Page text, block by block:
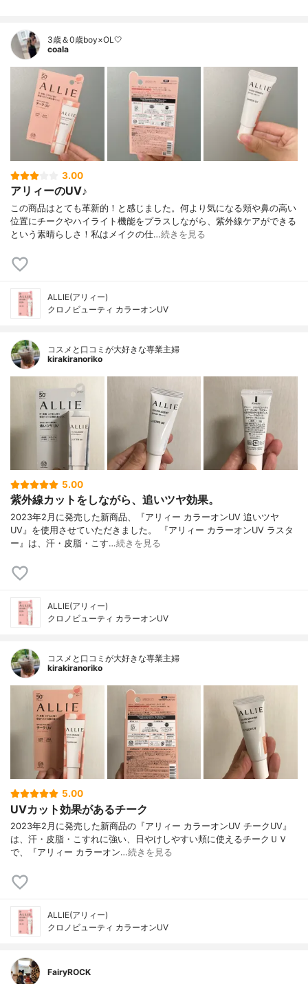
（アクリル酸Ｎａ／アクリロイルジメチル
フェニルトリアジン、タルク、ＢＧ、イソ
ヘキサデカン、（アクリレーツ／メタクリ
ル酸ポリトリメチルシロキシ）コポリマ
ー、トリエトキシカプリリルシラン、シリ
カ、ポリソルベート８０、キサンタンガ
ム、水酸化Ａｌ、トリイソステアリン酸イ
ソプロピルチタン、香料、含水シリカ、ラ
3歳＆0歳boy×OL🤍
coala
3.00
アリィーのUV♪
この商品はとても革新的！と感じました。何より気になる頬や鼻の高い
位置にチークやハイライト機能をプラスしながら、紫外線ケアができる
という素晴らしさ！私はメイクの仕…続きを見る
ALLIE(アリィー)
クロノビューティ カラーオンUV
コスメと口コミが大好きな専業主婦
kirakiranoriko
5.00
紫外線カットをしながら、追いツヤ効果。
2023年2月に発売した新商品、『アリィー カラーオンUV 追いツヤ
UV』を使用させていただきました。 『アリィー カラーオンUV ラスタ
ー』は、汗・皮脂・こす…続きを見る
ALLIE(アリィー)
クロノビューティ カラーオンUV
コスメと口コミが大好きな専業主婦
kirakiranoriko
5.00
UVカット効果があるチーク
2023年2月に発売した新商品の『アリィー カラーオンUV チークUV』
は、汗・皮脂・こすれに強い、日やけしやすい頬に使えるチークＵＶ
で、『アリィー カラーオン…続きを見る
ALLIE(アリィー)
クロノビューティ カラーオンUV
FairyROCK